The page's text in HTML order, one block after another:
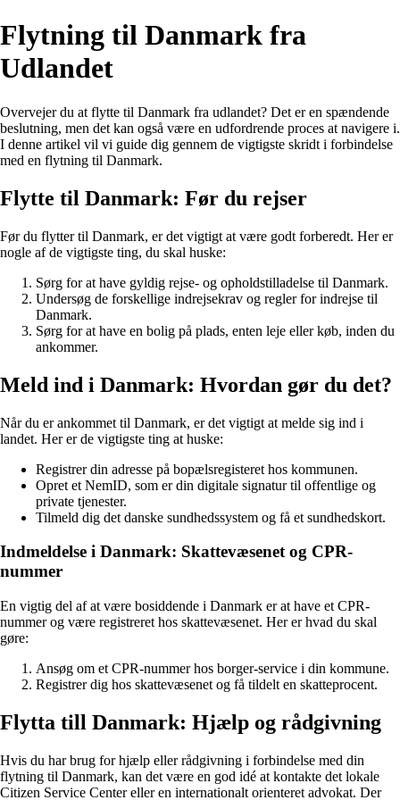
Flytning til Danmark fra
Udlandet
Overvejer du at flytte til Danmark fra udlandet? Det er en spændende
beslutning, men det kan også være en udfordrende proces at navigere i.
I denne artikel vil vi guide dig gennem de vigtigste skridt i forbindelse
med en flytning til Danmark.
Flytte til Danmark: Før du rejser
Før du flytter til Danmark, er det vigtigt at være godt forberedt. Her er
nogle af de vigtigste ting, du skal huske:
Sørg for at have gyldig rejse- og opholdstilladelse til Danmark.
Undersøg de forskellige indrejsekrav og regler for indrejse til
Danmark.
Sørg for at have en bolig på plads, enten leje eller køb, inden du
ankommer.
Meld ind i Danmark: Hvordan gør du det?
Når du er ankommet til Danmark, er det vigtigt at melde sig ind i
landet. Her er de vigtigste ting at huske:
Registrer din adresse på bopælsregisteret hos kommunen.
Opret et NemID, som er din digitale signatur til offentlige og
private tjenester.
Tilmeld dig det danske sundhedssystem og få et sundhedskort.
Indmeldelse i Danmark: Skattevæsenet og CPR-
nummer
En vigtig del af at være bosiddende i Danmark er at have et CPR-
nummer og være registreret hos skattevæsenet. Her er hvad du skal
gøre:
Ansøg om et CPR-nummer hos borger-service i din kommune.
Registrer dig hos skattevæsenet og få tildelt en skatteprocent.
Flytta till Danmark: Hjælp og rådgivning
Hvis du har brug for hjælp eller rådgivning i forbindelse med din
flytning til Danmark, kan det være en god idé at kontakte det lokale
Citizen Service Center eller en internationalt orienteret advokat. Der